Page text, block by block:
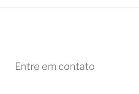
Entre em contato